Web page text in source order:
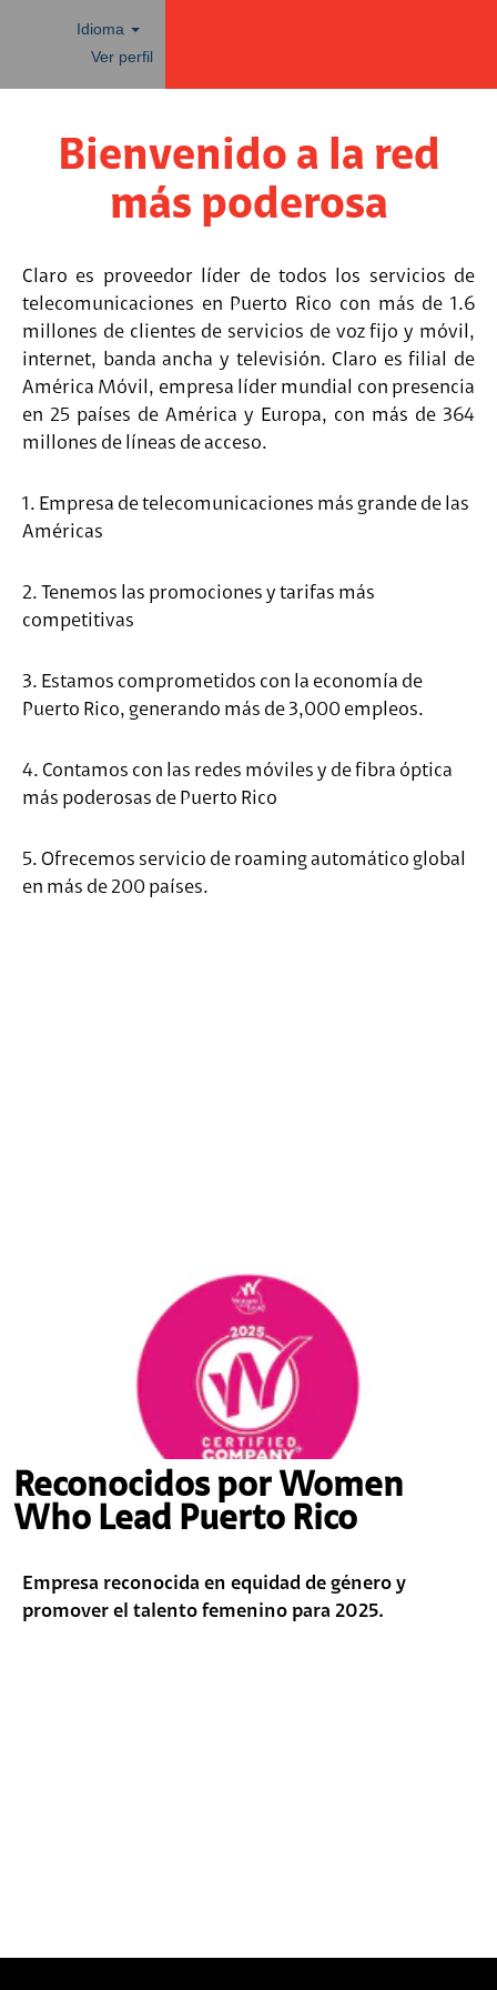
Idioma
Ver perfil
Bienvenido a la red
más poderosa
Claro es proveedor líder de todos los servicios de
telecomunicaciones en Puerto Rico con más de 1.6
millones de clientes de servicios de voz fijo y móvil,
internet, banda ancha y televisión. Claro es filial de
América Móvil, empresa líder mundial con presencia
en 25 países de América y Europa, con más de 364
millones de líneas de acceso.
1. Empresa de telecomunicaciones más grande de las
Américas
2. Tenemos las promociones y tarifas más
competitivas
3. Estamos comprometidos con la economía de
Puerto Rico, generando más de 3,000 empleos.
4. Contamos con las redes móviles y de fibra óptica
más poderosas de Puerto Rico
5. Ofrecemos servicio de roaming automático global
en más de 200 países.
Reconocidos por Women
Who Lead Puerto Rico
Empresa reconocida en equidad de género y
promover el talento femenino para 2025.